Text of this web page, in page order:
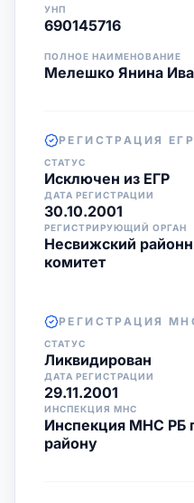
УНП
690145716
ПОЛНОЕ НАИМЕНОВАНИЕ
Мелешко Янина
РЕГИСТРАЦИЯ ЕГР
СТАТУС
Исключен из ЕГР
ДАТА РЕГИСТРАЦИИ
30.10.2001
РЕГИСТРИРУЮЩИЙ ОРГАН
Несвижский
комитет
РЕГИСТРАЦИЯ
СТАТУС
Ликвидирован
ДАТА РЕГИСТРАЦИИ
29.11.2001
ИНСПЕКЦИЯ МНС
Инспекция МНС РБ
району